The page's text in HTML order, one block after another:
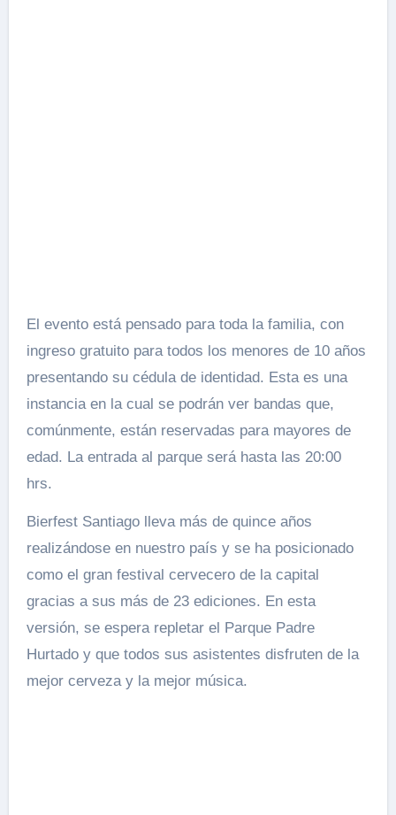
El evento está pensado para toda la familia, con
ingreso gratuito para todos los menores de 10 años
presentando su cédula de identidad. Esta es una
instancia en la cual se podrán ver bandas que,
comúnmente, están reservadas para mayores de
edad. La entrada al parque será hasta las 20:00
hrs.
Bierfest Santiago lleva más de quince años
realizándose en nuestro país y se ha posicionado
como el gran festival cervecero de la capital
gracias a sus más de 23 ediciones. En esta
versión, se espera repletar el Parque Padre
Hurtado y que todos sus asistentes disfruten de la
mejor cerveza y la mejor música.